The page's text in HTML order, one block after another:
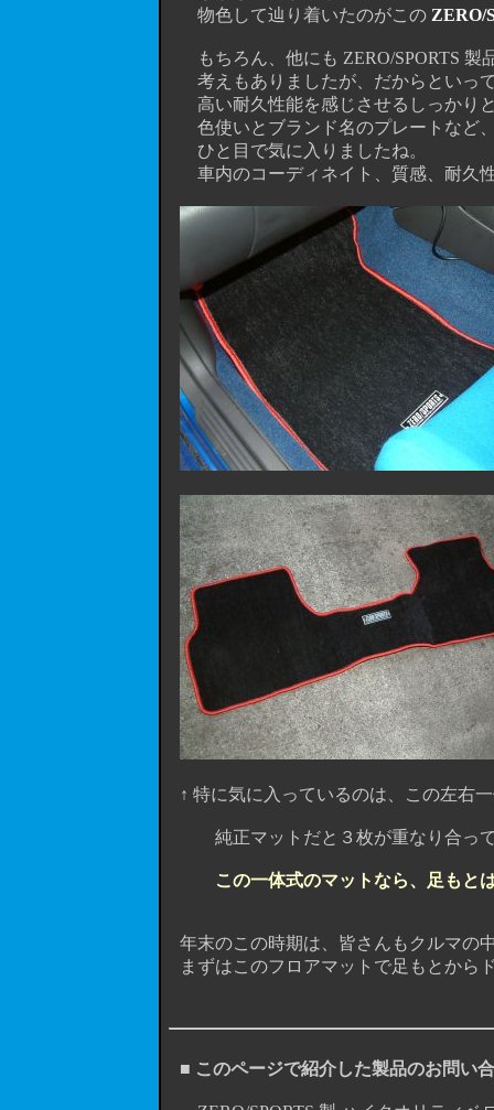
物色して辿り着いたのがこの ZERO/
もちろん、他にも ZERO/SPORTS 製
考えもありましたが、だからといっ
高い耐久性能を感じさせるしっかりと
色使いとブランド名のプレートなど、
ひと目で気に入りましたね。
車内のコーディネイト、質感、耐久
↑ 特に気に入っているのは、この左右
純正マットだと３枚が重なり合って
この一体式のマットなら、足もと
年末のこの時期は、皆さんもクルマの
まずはこのフロアマットで足もとから
■ このページで紹介した製品のお問い